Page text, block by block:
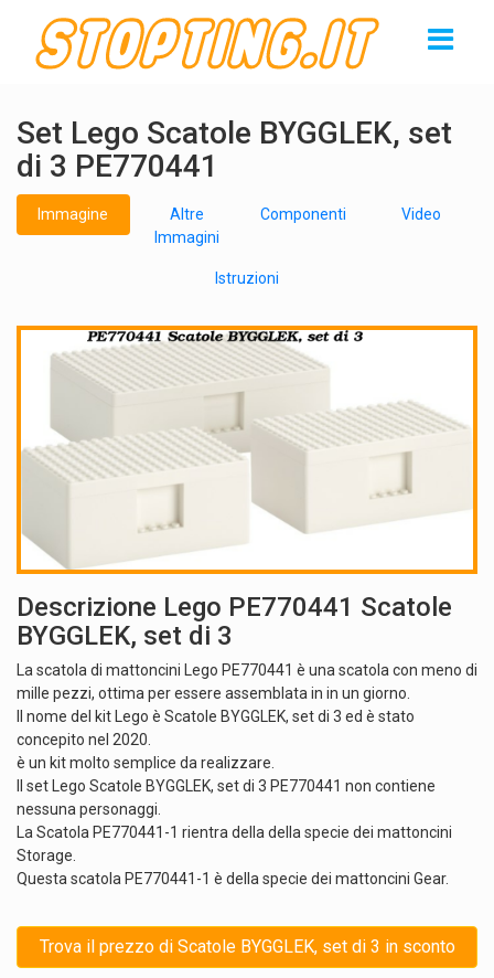
Set Lego Scatole BYGGLEK, set
di 3 PE770441
Immagine
Altre
Immagini
Componenti Video
Istruzioni
Descrizione Lego PE770441 Scatole
BYGGLEK, set di 3
La scatola di mattoncini Lego PE770441 è una scatola con meno di
mille pezzi, ottima per essere assemblata in in un giorno.
Il nome del kit Lego è Scatole BYGGLEK, set di 3 ed è stato
concepito nel 2020.
è un kit molto semplice da realizzare.
Il set Lego Scatole BYGGLEK, set di 3 PE770441 non contiene
nessuna personaggi.
La Scatola PE770441-1 rientra della della specie dei mattoncini
Storage.
Questa scatola PE770441-1 è della specie dei mattoncini Gear.
Trova il prezzo di Scatole BYGGLEK, set di 3 in sconto